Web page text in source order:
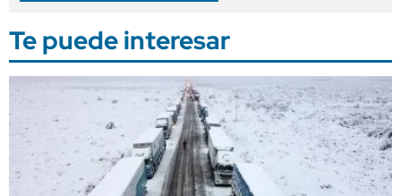
Te puede interesar